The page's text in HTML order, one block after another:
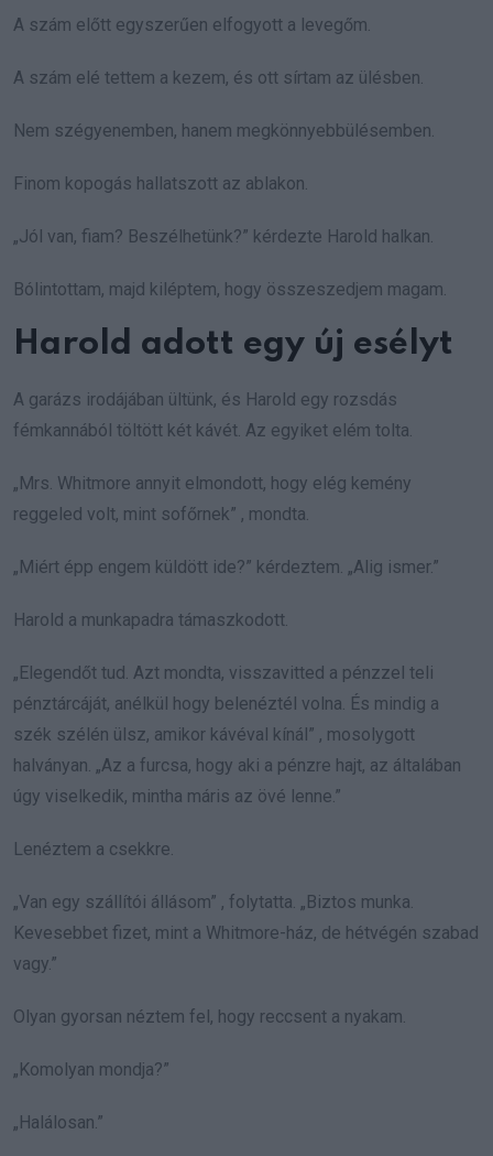
A szám előtt egyszerűen elfogyott a levegőm.
A szám elé tettem a kezem, és ott sírtam az ülésben.
Nem szégyenemben, hanem megkönnyebbülésemben.
Finom kopogás hallatszott az ablakon.
„Jól van, fiam? Beszélhetünk?” kérdezte Harold halkan.
Bólintottam, majd kiléptem, hogy összeszedjem magam.
Harold adott egy új esélyt
A garázs irodájában ültünk, és Harold egy rozsdás
fémkannából töltött két kávét. Az egyiket elém tolta.
„Mrs. Whitmore annyit elmondott, hogy elég kemény
reggeled volt, mint sofőrnek” , mondta.
„Miért épp engem küldött ide?” kérdeztem. „Alig ismer.”
Harold a munkapadra támaszkodott.
„Elegendőt tud. Azt mondta, visszavitted a pénzzel teli
pénztárcáját, anélkül hogy belenéztél volna. És mindig a
szék szélén ülsz, amikor kávéval kínál” , mosolygott
halványan. „Az a furcsa, hogy aki a pénzre hajt, az általában
úgy viselkedik, mintha máris az övé lenne.”
Lenéztem a csekkre.
„Van egy szállítói állásom” , folytatta. „Biztos munka.
Kevesebbet fizet, mint a Whitmore-ház, de hétvégén szabad
vagy.”
Olyan gyorsan néztem fel, hogy reccsent a nyakam.
„Komolyan mondja?”
„Halálosan.”